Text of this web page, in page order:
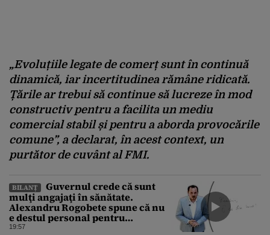
„Evoluțiile legate de comerț sunt în continuă
dinamică, iar incertitudinea rămâne ridicată.
Țările ar trebui să continue să lucreze în mod
constructiv pentru a facilita un mediu
comercial stabil și pentru a aborda provocările
comune”, a declarat, în acest context, un
purtător de cuvânt al FMI.
BILANȚ
Guvernul crede că sunt
mulţi angajaţi în sănătate.
Alexandru Rogobete spune că nu
e destul personal pentru
combaterea infecţiilor
19:57